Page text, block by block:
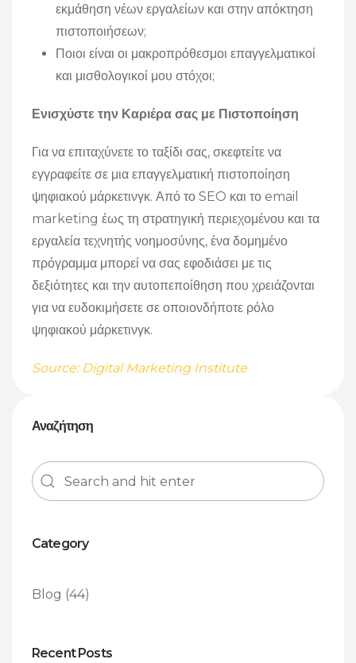
εκμάθηση νέων εργαλείων και στην απόκτηση
πιστοποιήσεων;
Ποιοι είναι οι μακροπρόθεσμοι επαγγελματικοί
και μισθολογικοί μου στόχοι;
Ενισχύστε την Καριέρα σας με Πιστοποίηση
Για να επιταχύνετε το ταξίδι σας, σκεφτείτε να
εγγραφείτε σε μια επαγγελματική πιστοποίηση
ψηφιακού μάρκετινγκ. Από το SEO και το email
marketing έως τη στρατηγική περιεχομένου και τα
εργαλεία τεχνητής νοημοσύνης, ένα δομημένο
πρόγραμμα μπορεί να σας εφοδιάσει με τις
δεξιότητες και την αυτοπεποίθηση που χρειάζονται
για να ευδοκιμήσετε σε οποιονδήποτε ρόλο
ψηφιακού μάρκετινγκ.
Source: Digital Marketing Institute
Αναζήτηση
Category
Blog (44)
Recent Posts